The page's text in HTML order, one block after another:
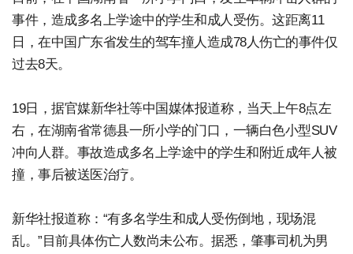
事件，造成多名上学途中的学生和成人受伤。这距离11
日，在中国广东省发生的驾车撞人造成78人伤亡的事件仅
过去8天。
19日，据官媒新华社等中国媒体报道称，当天上午8点左
右，在湖南省常德县一所小学的门口，一辆白色小型SUV
冲向人群。事故造成多名上学途中的学生和附近成年人被
撞，事后被送医治疗。
新华社报道称：“有多名学生和成人受伤倒地，现场混
乱。”目前具体伤亡人数尚未公布。据悉，肇事司机为男